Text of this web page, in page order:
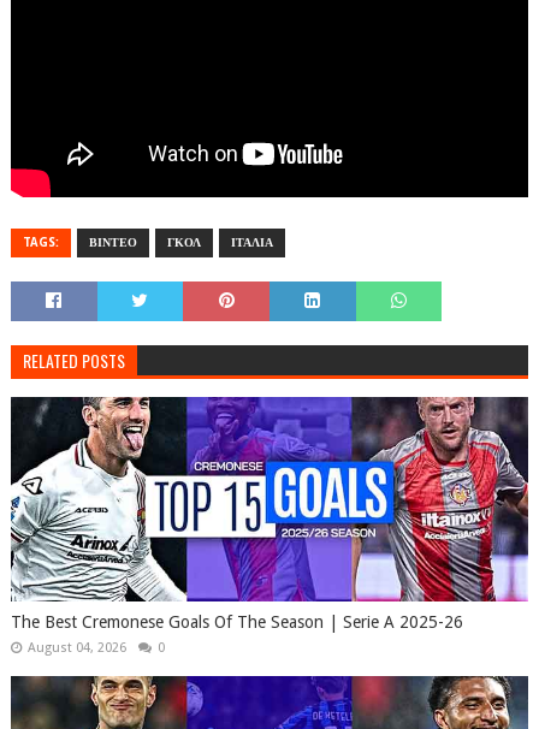
TAGS: ΒΙΝΤΕΟ ΓΚΟΛ ΙΤΑΛΙΑ
RELATED POSTS
The Best Cremonese Goals Of The Season | Serie A 2025-26
August 04, 2026 0